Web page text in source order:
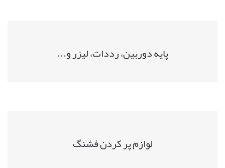
پایه دوربین، رددات، لیزر و...
لوازم پر کردن فشنگ